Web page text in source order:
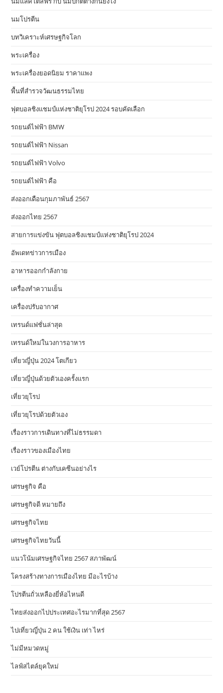
นมโปรตีน
บทวิเคราะห์เศรษฐกิจโลก
พระเครื่อง
พระเครื่องยอดนิยม ราคาแพง
พื้นที่สำรวจวัฒนธรรมไทย
ฟุตบอลชิงแชมป์แห่งชาติยุโรป 2024 รอบคัดเลือก
รถยนต์ไฟฟ้า BMW
รถยนต์ไฟฟ้า Nissan
รถยนต์ไฟฟ้า Volvo
รถยนต์ไฟฟ้า คือ
ส่งออกเดือนกุมภาพันธ์ 2567
ส่งออกไทย 2567
สายการแข่งขัน ฟุตบอลชิงแชมป์แห่งชาติยุโรป 2024
อัพเดทข่าวการเมือง
อาหารออกกําลังกาย
เครื่องทำความเย็น
เครื่องปรับอากาศ
เทรนด์แฟชั่นล่าสุด
เทรนด์ใหม่ในวงการอาหาร
เที่ยวญี่ปุ่น 2024 โตเกียว
เที่ยวญี่ปุ่นด้วยตัวเองครั้งแรก
เที่ยวยุโรป
เที่ยวยุโรปด้วยตัวเอง
เรื่องราวการเดินทางที่ไม่ธรรมดา
เรื่องราวของเมืองไทย
เวย์โปรตีน ต่างกับเคซีนอย่างไร
เศรษฐกิจ คือ
เศรษฐกิจดี หมายถึง
เศรษฐกิจไทย
เศรษฐกิจไทยวันนี้
แนวโน้มเศรษฐกิจไทย 2567 สภาพัฒน์
โครงสร้างทางการเมืองไทย มีอะไรบ้าง
โปรตีนถั่วเหลืองยี่ห้อไหนดี
ไทยส่งออกไปประเทศอะไรมากที่สุด 2567
ไปเที่ยวญี่ปุ่น 2 คน ใช้เงิน เท่า ไหร่
ไม่มีหมวดหมู่
ไลฟ์สไตล์ยุคใหม่